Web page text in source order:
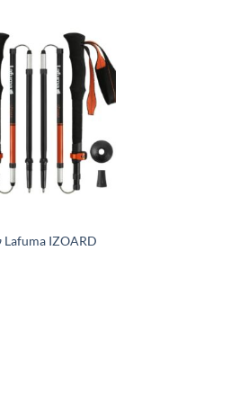
Add to
wishlist
IZOARD